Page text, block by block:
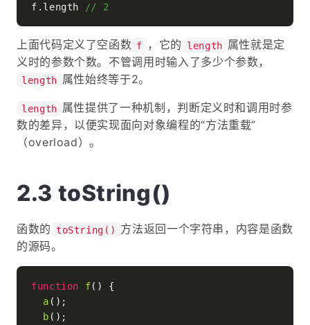
f. length // 2
上面代码定义了空函数 f ，它的 length 属性就是定
义时的参数个数。不管调用时输入了多少个参数，
length 属性始终等于2。
length 属性提供了一种机制，判断定义时和调用时参
数的差异，以便实现面向对象编程的“方法重载”
（overload）。
toString()
函数的 toString()
方法返回一个字符串，内容是函数
的源码。
function f( ) {
a ();
b ();